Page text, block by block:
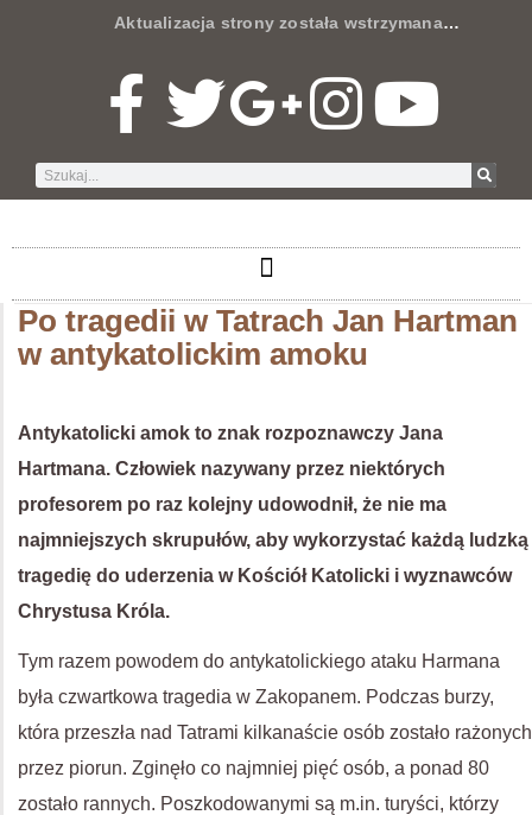
Aktualizacja strony została wstrzymana…
Po tragedii w Tatrach Jan Hartman
w antykatolickim amoku
Antykatolicki amok to znak rozpoznawczy Jana
Hartmana. Człowiek nazywany przez niektórych
profesorem po raz kolejny udowodnił, że nie ma
najmniejszych skrupułów, aby wykorzystać każdą ludzką
tragedię do uderzenia w Kościół Katolicki i wyznawców
Chrystusa Króla.
Tym razem powodem do antykatolickiego ataku Harmana
była czwartkowa tragedia w Zakopanem. Podczas burzy,
która przeszła nad Tatrami kilkanaście osób zostało rażonych
przez piorun. Zginęło co najmniej pięć osób, a ponad 80
zostało rannych. Poszkodowanymi są m.in. turyści, którzy